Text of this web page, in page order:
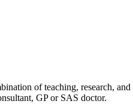
of teaching, research,
GP or SAS doctor.